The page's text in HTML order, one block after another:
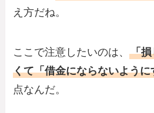
え方だね。
ここで注意したいのは、「
くて「借金にならないように
点なんだ。